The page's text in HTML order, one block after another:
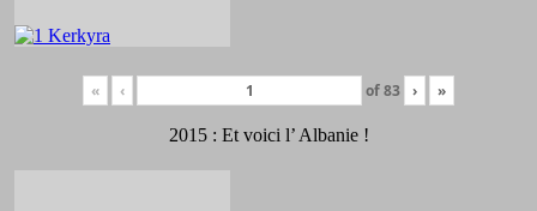
« ‹ of83 › »
2015 : Et voici l’ Albanie !